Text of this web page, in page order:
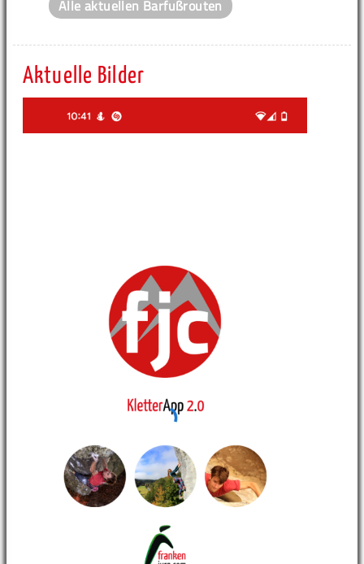
Alle aktuellen Barfußrouten
Aktuelle Bilder